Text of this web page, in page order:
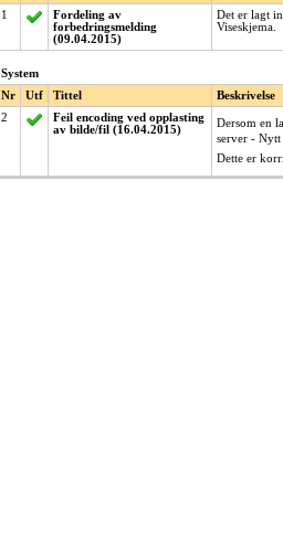
1
Fordeling av
forbedringsmelding
(09.04.2015)
Det er lagt
Viseskjema.
System
Nr
Utf Tittel
Beskrivelse
2
Feil encoding ved opplasting
av bilde/fil (16.04.2015)
Dersom en
server -
Dette er